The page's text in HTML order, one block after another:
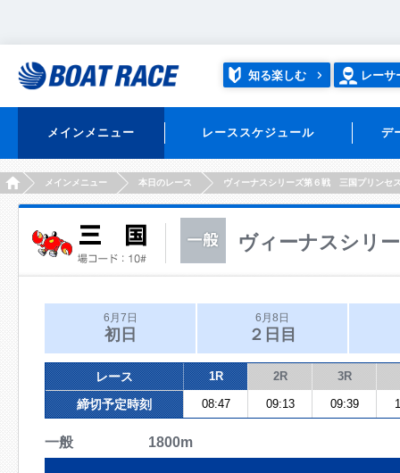
知る楽しむ レーサ
メインメニュー レーススケジュール デ
HOMEメインメニュー 本日のレース ヴィーナスシリーズ第６戦 三国プリンセ
ヴィーナスシリ
6月7日
初日
6月8日
２日目
レース 1R 2R 3R
締切予定時刻 08:47 09:13 09:39
一般 1800m